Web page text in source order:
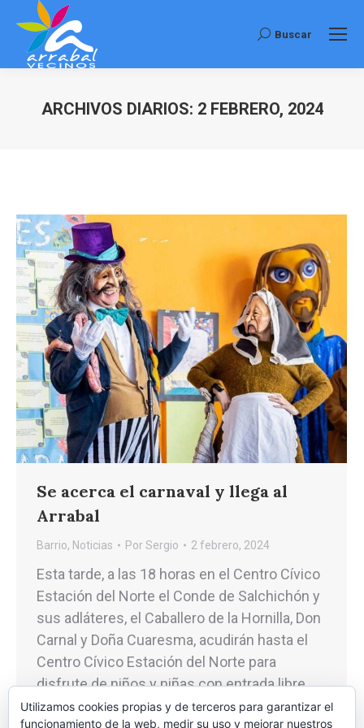
Buscar:
Buscar
ARCHIVOS DIARIOS: 2 FEBRERO, 2024
Se acerca el carnaval y llega al
Arrabal
Barrio, Noticias PorSergio 2 febrero, 2024
Esta tarde, a las 18 horas en el Centro Cívico
Estación del Norte el Conde de Salchichón y
sus adláteres, el Caballero de la Hornilla, Don
Carnal y Doña Cuaresma, acudirán hasta el
Centro Cívico Estación del Norte para
disfrute de niños y niñas con entrada libre
hasta completar aforo. El acto forma parte
Utilizamos cookies propias y de terceros para garantizar el
funcionamiento de la web, medir su uso y mejorar nuestros